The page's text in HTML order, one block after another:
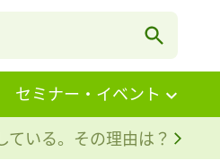
セミナー・イベント
いる。その理由は？